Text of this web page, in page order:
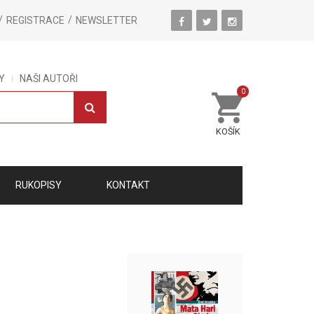
REGISTRACE NEWSLETTER
NAŠI AUTOŘI
KOŠÍK
0
RUKOPISY KONTAKT